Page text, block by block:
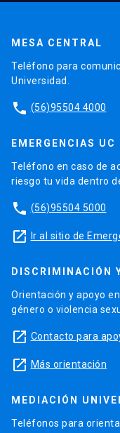
MESA CENTRAL
Teléfono para
Universidad.
phone (56)95504 4000
EMERGENCIAS UC
Teléfono en caso de
riesgo tu vida dentro
phone (56)95504 5000
launch Ir al sitio de
DISCRIMINACIÓN
Orientación y apoyo
género o violencia
launch Contacto para
launch Más orientación
MEDIACIÓN
Teléfonos para